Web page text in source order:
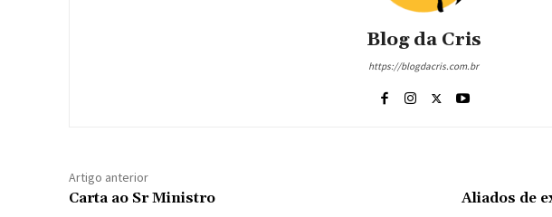
Blog da Cris
https://blogdacris.com.br
Artigo anterior
Carta ao Sr Ministro Aliados de